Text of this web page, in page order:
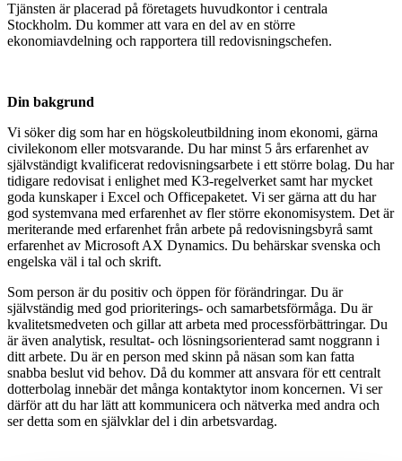
Tjänsten är placerad på företagets huvudkontor i centrala
Stockholm. Du kommer att vara en del av en större
ekonomiavdelning och rapportera till redovisningschefen.
Din bakgrund
Vi söker dig som har en högskoleutbildning inom ekonomi, gärna
civilekonom eller motsvarande. Du har minst 5 års erfarenhet av
självständigt kvalificerat redovisningsarbete i ett större bolag. Du har
tidigare redovisat i enlighet med K3-regelverket samt har mycket
goda kunskaper i Excel och Officepaketet. Vi ser gärna att du har
god systemvana med erfarenhet av fler större ekonomisystem. Det är
meriterande med erfarenhet från arbete på redovisningsbyrå samt
erfarenhet av Microsoft AX Dynamics. Du behärskar svenska och
engelska väl i tal och skrift.
Som person är du positiv och öppen för förändringar. Du är
självständig med god prioriterings- och samarbetsförmåga. Du är
kvalitetsmedveten och gillar att arbeta med processförbättringar. Du
är även analytisk, resultat- och lösningsorienterad samt noggrann i
ditt arbete. Du är en person med skinn på näsan som kan fatta
snabba beslut vid behov. Då du kommer att ansvara för ett centralt
dotterbolag innebär det många kontaktytor inom koncernen. Vi ser
därför att du har lätt att kommunicera och nätverka med andra och
ser detta som en självklar del i din arbetsvardag.